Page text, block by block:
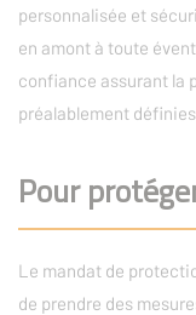
personnalisée et
en amont à toute
confiance assurant la
préalablement
Pour
Le mandat de
de prendre des